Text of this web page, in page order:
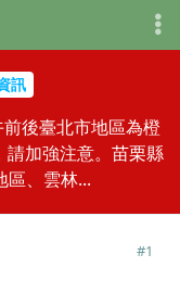
訊
前後臺北市地區為橙
加強注意。苗栗縣
區、雲林...
#1